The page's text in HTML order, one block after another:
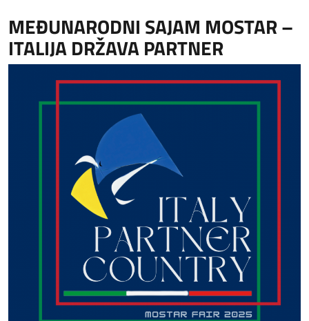
MEĐUNARODNI SAJAM MOSTAR –
ITALIJA DRŽAVA PARTNER